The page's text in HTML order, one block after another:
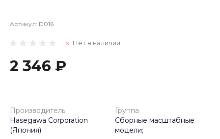
Артикул: D016
Нет в наличии
2 346 ₽
Производитель
Hasegawa Corporation
(Япония);
Группа
Сборные масштабные
модели;